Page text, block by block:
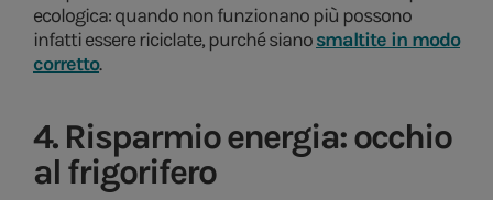
ecologica: quando non funzionano più possono
infatti essere riciclate, purché sianosmaltite in modo
corretto.
4. Risparmio energia: occhio
al frigorifero